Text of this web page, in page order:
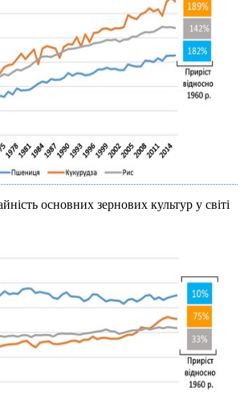
основних зернових культур у світі